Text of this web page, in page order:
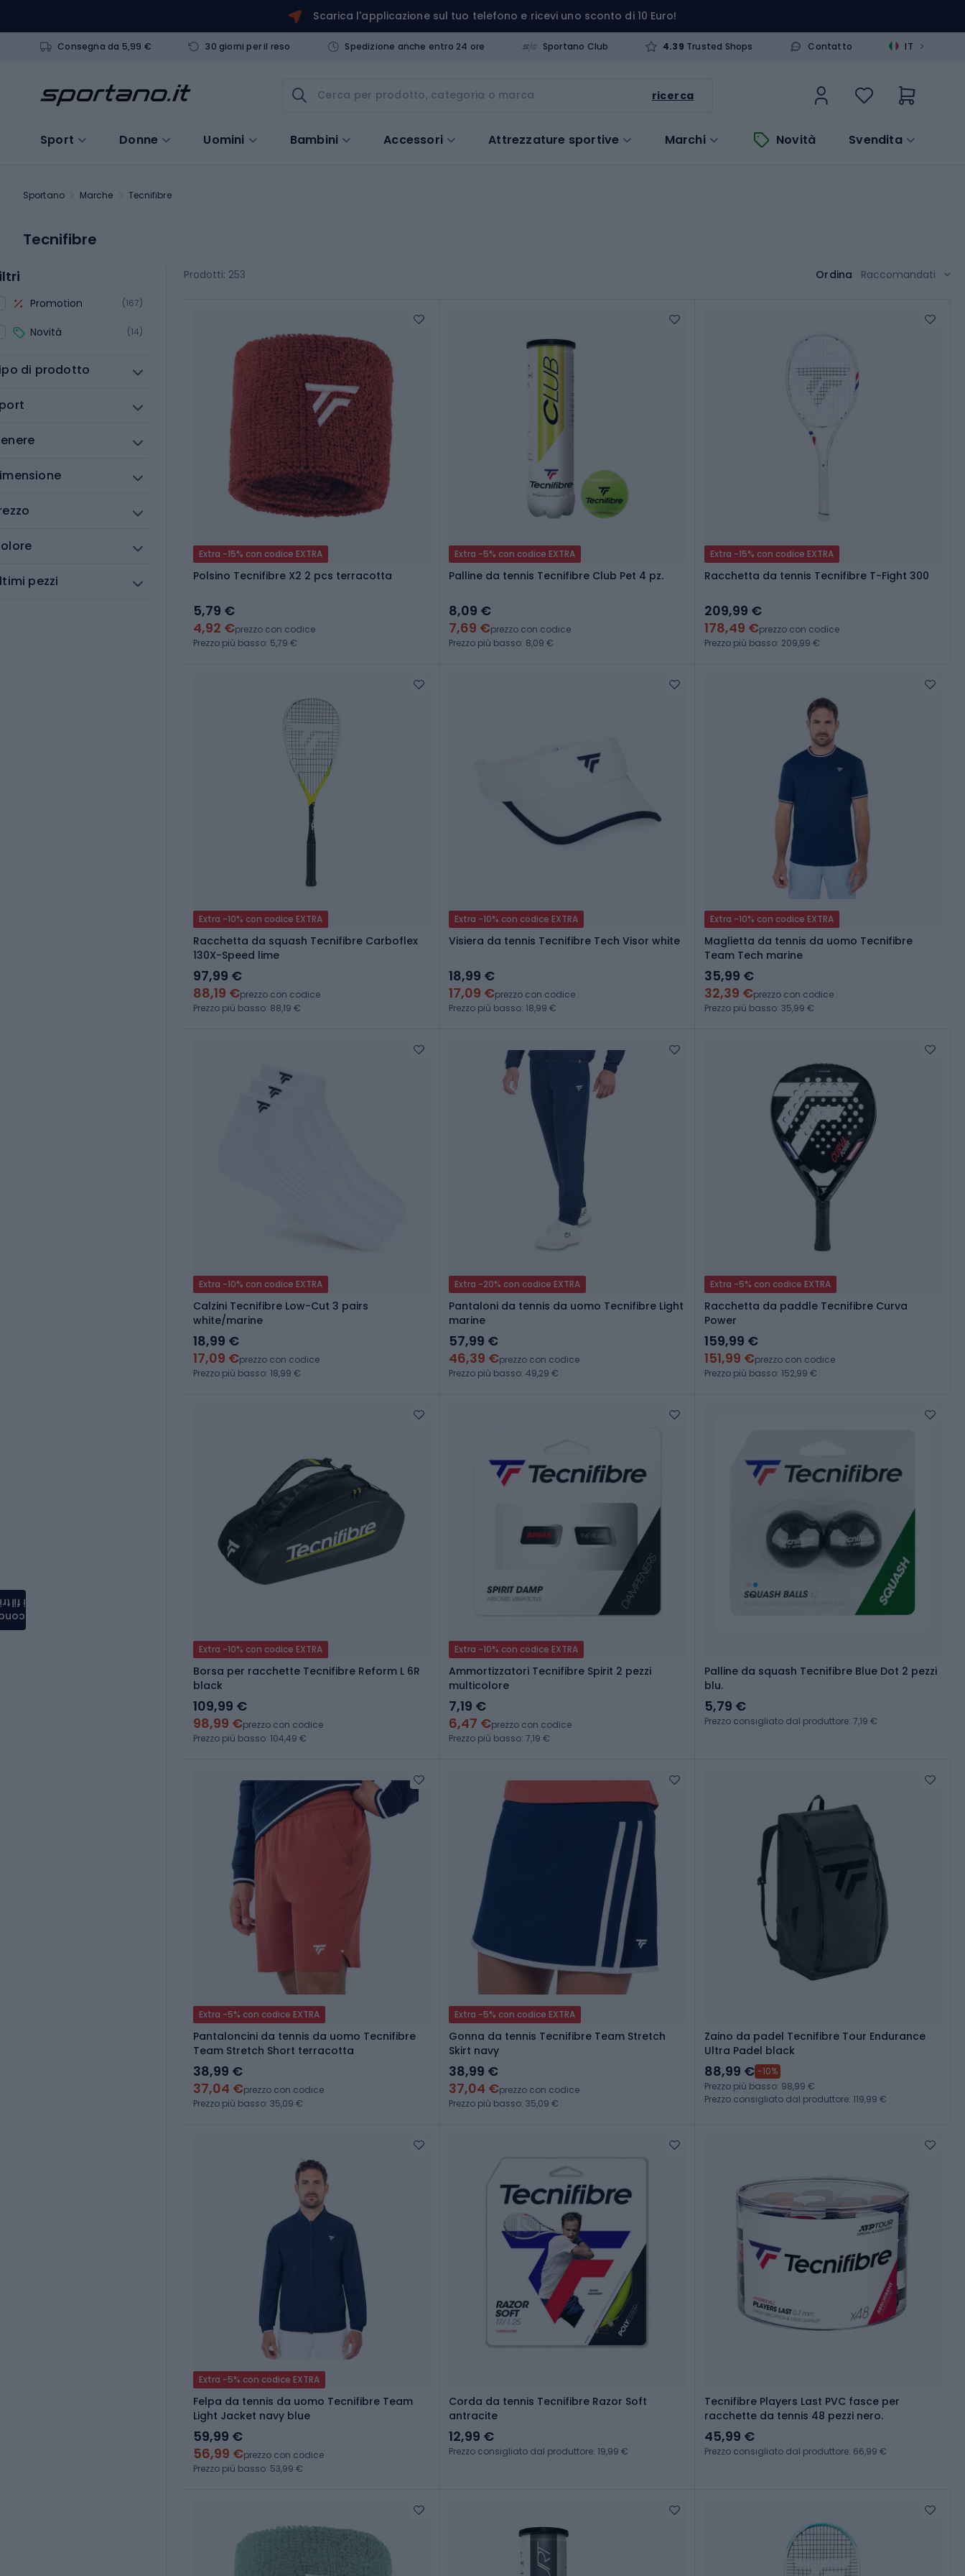
Scarica l'applicazione sul tuo telefono e ricevi uno sconto di 10 Euro!
Consegna da 5,99 € 30 giorni per il reso Spedizione anche entro 24 ore Sportano Club 4.39 Trusted Shops Contatto IT >
ricerca
Sport Donne Uomini Bambini Accessori Attrezzature sportive Marchi Novità Svendita
Sportano Marche Tecnifibre
Tecnifibre
Promotion (167)
Novità (14)
di prodotto
pezzi
Prodotti: 253 Ordina Raccomandati
Extra -15% con codice EXTRA
Polsino Tecnifibre X2 2 pcs terracotta
5,79 €
4,92 €prezzo con codice
Prezzo più basso: 5,79 €
Extra -5% con codice EXTRA
Palline da tennis Tecnifibre Club Pet 4 pz.
8,09 €
7,69 €prezzo con codice
Prezzo più basso: 8,09 €
Extra -15% con codice EXTRA
Racchetta da tennis Tecnifibre T-Fight 300
209,99 €
178,49 €prezzo con codice
Prezzo più basso: 209,99 €
Extra -10% con codice EXTRA
Racchetta da squash Tecnifibre Carboflex
130X-Speed lime
97,99 €
88,19 €prezzo con codice
Prezzo più basso: 88,19 €
Extra -10% con codice EXTRA
Visiera da tennis Tecnifibre Tech Visor white
18,99 €
17,09 €prezzo con codice
Prezzo più basso: 18,99 €
Extra -10% con codice EXTRA
Maglietta da tennis da uomo Tecnifibre
Team Tech marine
35,99 €
32,39 €prezzo con codice
Prezzo più basso: 35,99 €
Extra -10% con codice EXTRA
Calzini Tecnifibre Low-Cut 3 pairs
white/marine
18,99 €
17,09 €prezzo con codice
Prezzo più basso: 18,99 €
Extra -20% con codice EXTRA
Pantaloni da tennis da uomo Tecnifibre Light
marine
57,99 €
46,39 €prezzo con codice
Prezzo più basso: 49,29 €
Extra -5% con codice EXTRA
Racchetta da paddle Tecnifibre Curva
Power
159,99 €
151,99 €prezzo con codice
Prezzo più basso: 152,99 €
Extra -10% con codice EXTRA
Borsa per racchette Tecnifibre Reform L 6R
black
109,99 €
98,99 €prezzo con codice
Prezzo più basso: 104,49 €
Extra -10% con codice EXTRA
Ammortizzatori Tecnifibre Spirit 2 pezzi
multicolore
7,19 €
6,47 €prezzo con codice
Prezzo più basso: 7,19 €
Palline da squash Tecnifibre Blue Dot 2 pezzi
blu.
5,79 €
Prezzo consigliato dal produttore: 7,19 €
Extra -5% con codice EXTRA
Pantaloncini da tennis da uomo Tecnifibre
Team Stretch Short terracotta
38,99 €
37,04 €prezzo con codice
Prezzo più basso: 35,09 €
Extra -5% con codice EXTRA
Gonna da tennis Tecnifibre Team Stretch
Skirt navy
38,99 €
37,04 €prezzo con codice
Prezzo più basso: 35,09 €
Zaino da padel Tecnifibre Tour Endurance
Ultra Padel black
88,99 € -10%
Prezzo più basso: 98,99 €
Prezzo consigliato dal produttore: 119,99 €
Extra -5% con codice EXTRA
Felpa da tennis da uomo Tecnifibre Team
Light Jacket navy blue
59,99 €
56,99 €prezzo con codice
Prezzo più basso: 53,99 €
Corda da tennis Tecnifibre Razor Soft
antracite
12,99 €
Prezzo consigliato dal produttore: 19,99 €
Tecnifibre Players Last PVC fasce per
racchette da tennis 48 pezzi nero.
45,99 €
Prezzo consigliato dal produttore: 66,99 €
i filtri